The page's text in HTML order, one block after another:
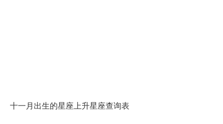
十一月出生的星座上升星座查询表